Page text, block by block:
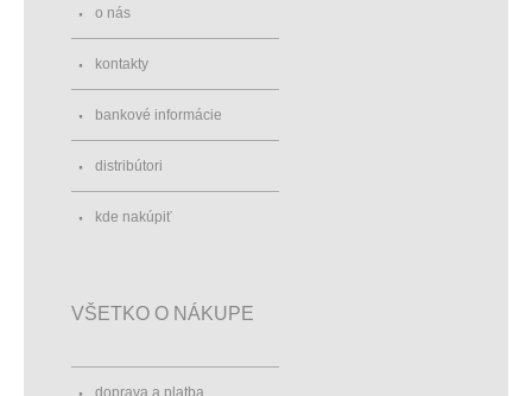
o nás
kontakty
bankové informácie
distribútori
kde nakúpiť
VŠETKO O NÁKUPE
doprava a platba